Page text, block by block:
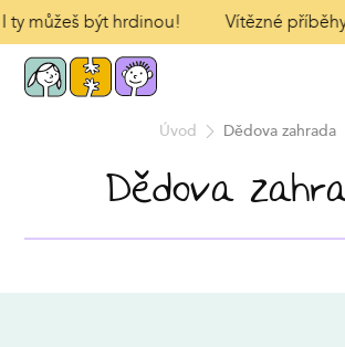
ty můžeš být hrdinou! Vítězné
Úvod Dědova zahrada
Dědova